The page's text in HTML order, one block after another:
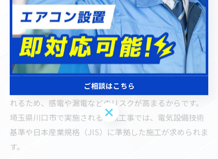
ながります。選択時は、製品の仕様書や安全基準適合の
有無をしっかりと確認しましょう。
浴室とトイレの換気扇に適した電気工事基準
浴室やトイレの換気扇の交換には、電気工事士の資格が
必要です。理由は、これらの場所が水気や湿気にさらさ
れるため、感電や漏電などのリスクが高まるからです。
埼玉県川口市で実施される電気工事では、電気設備技術
基準や日本産業規格（JIS）に準拠した施工が求められま
す。
ご相談はこちら
ご相談はこちら